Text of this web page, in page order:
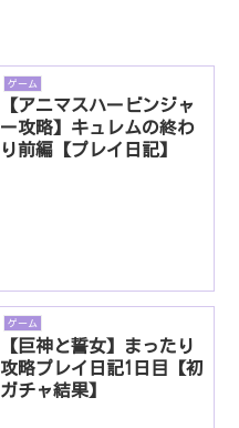
ゲーム
【アニマスハービンジャ
ー攻略】キュレムの終わ
り前編【プレイ日記】
ゲーム
【巨神と誓女】まったり
攻略プレイ日記1日目【初
ガチャ結果】